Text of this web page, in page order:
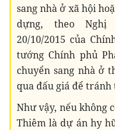
sang nhà ở xã hội
dựng, theo Nghị
20/10/2015 của
tướng Chính phủ
chuyển sang nhà ở
qua đấu giá để
Như vậy, nếu không
Thiêm là dự án hy